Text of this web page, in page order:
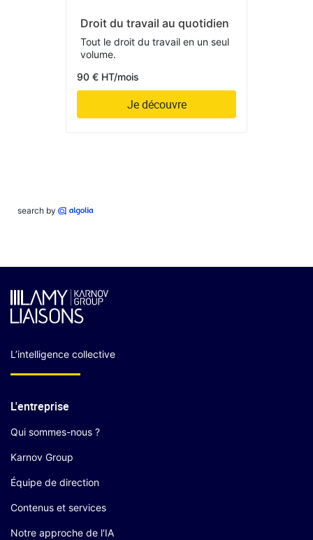
Droit du travail au quotidien
Tout le droit du travail en un seul
volume.
90 € HT/mois
Je découvre
search by
L’intelligence collective
L'entreprise
Qui sommes-nous ?
Karnov Group
Équipe de direction
Contenus et services
Notre approche de l'IA